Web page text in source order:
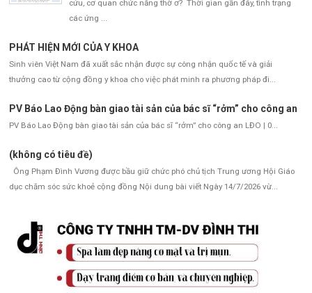
cứu, cơ quan chức năng thờ ơ? Thời gian gần đây, tình trạng
các ứng ...
PHÁT HIỆN MỚI CỦA Y KHOA
Sinh viên Việt Nam đã xuất sắc nhận được sự công nhận quốc tế và giải
thưởng cao từ cộng đồng y khoa cho việc phát minh ra phương pháp đi...
PV Báo Lao Động bàn giao tài sản của bác sĩ “rởm” cho công an
PV Báo Lao Động bàn giao tài sản của bác sĩ “rởm” cho công an LĐO | 0...
(không có tiêu đề)
Ông Phạm Đình Vương được bầu giữ chức phó chủ tịch Trung ương Hội Giáo
dục chăm sóc sức khoẻ cộng đồng Nội dung bài viết Ngày 14/7/2026 vừ...